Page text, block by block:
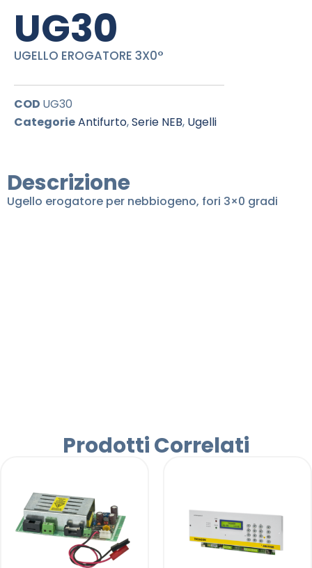
UG30
UGELLO EROGATORE 3X0°
COD UG30
CategorieAntifurto,Serie NEB, Ugelli
Descrizione
Ugello erogatore per nebbiogeno, fori 3×0 gradi
Prodotti Correlati